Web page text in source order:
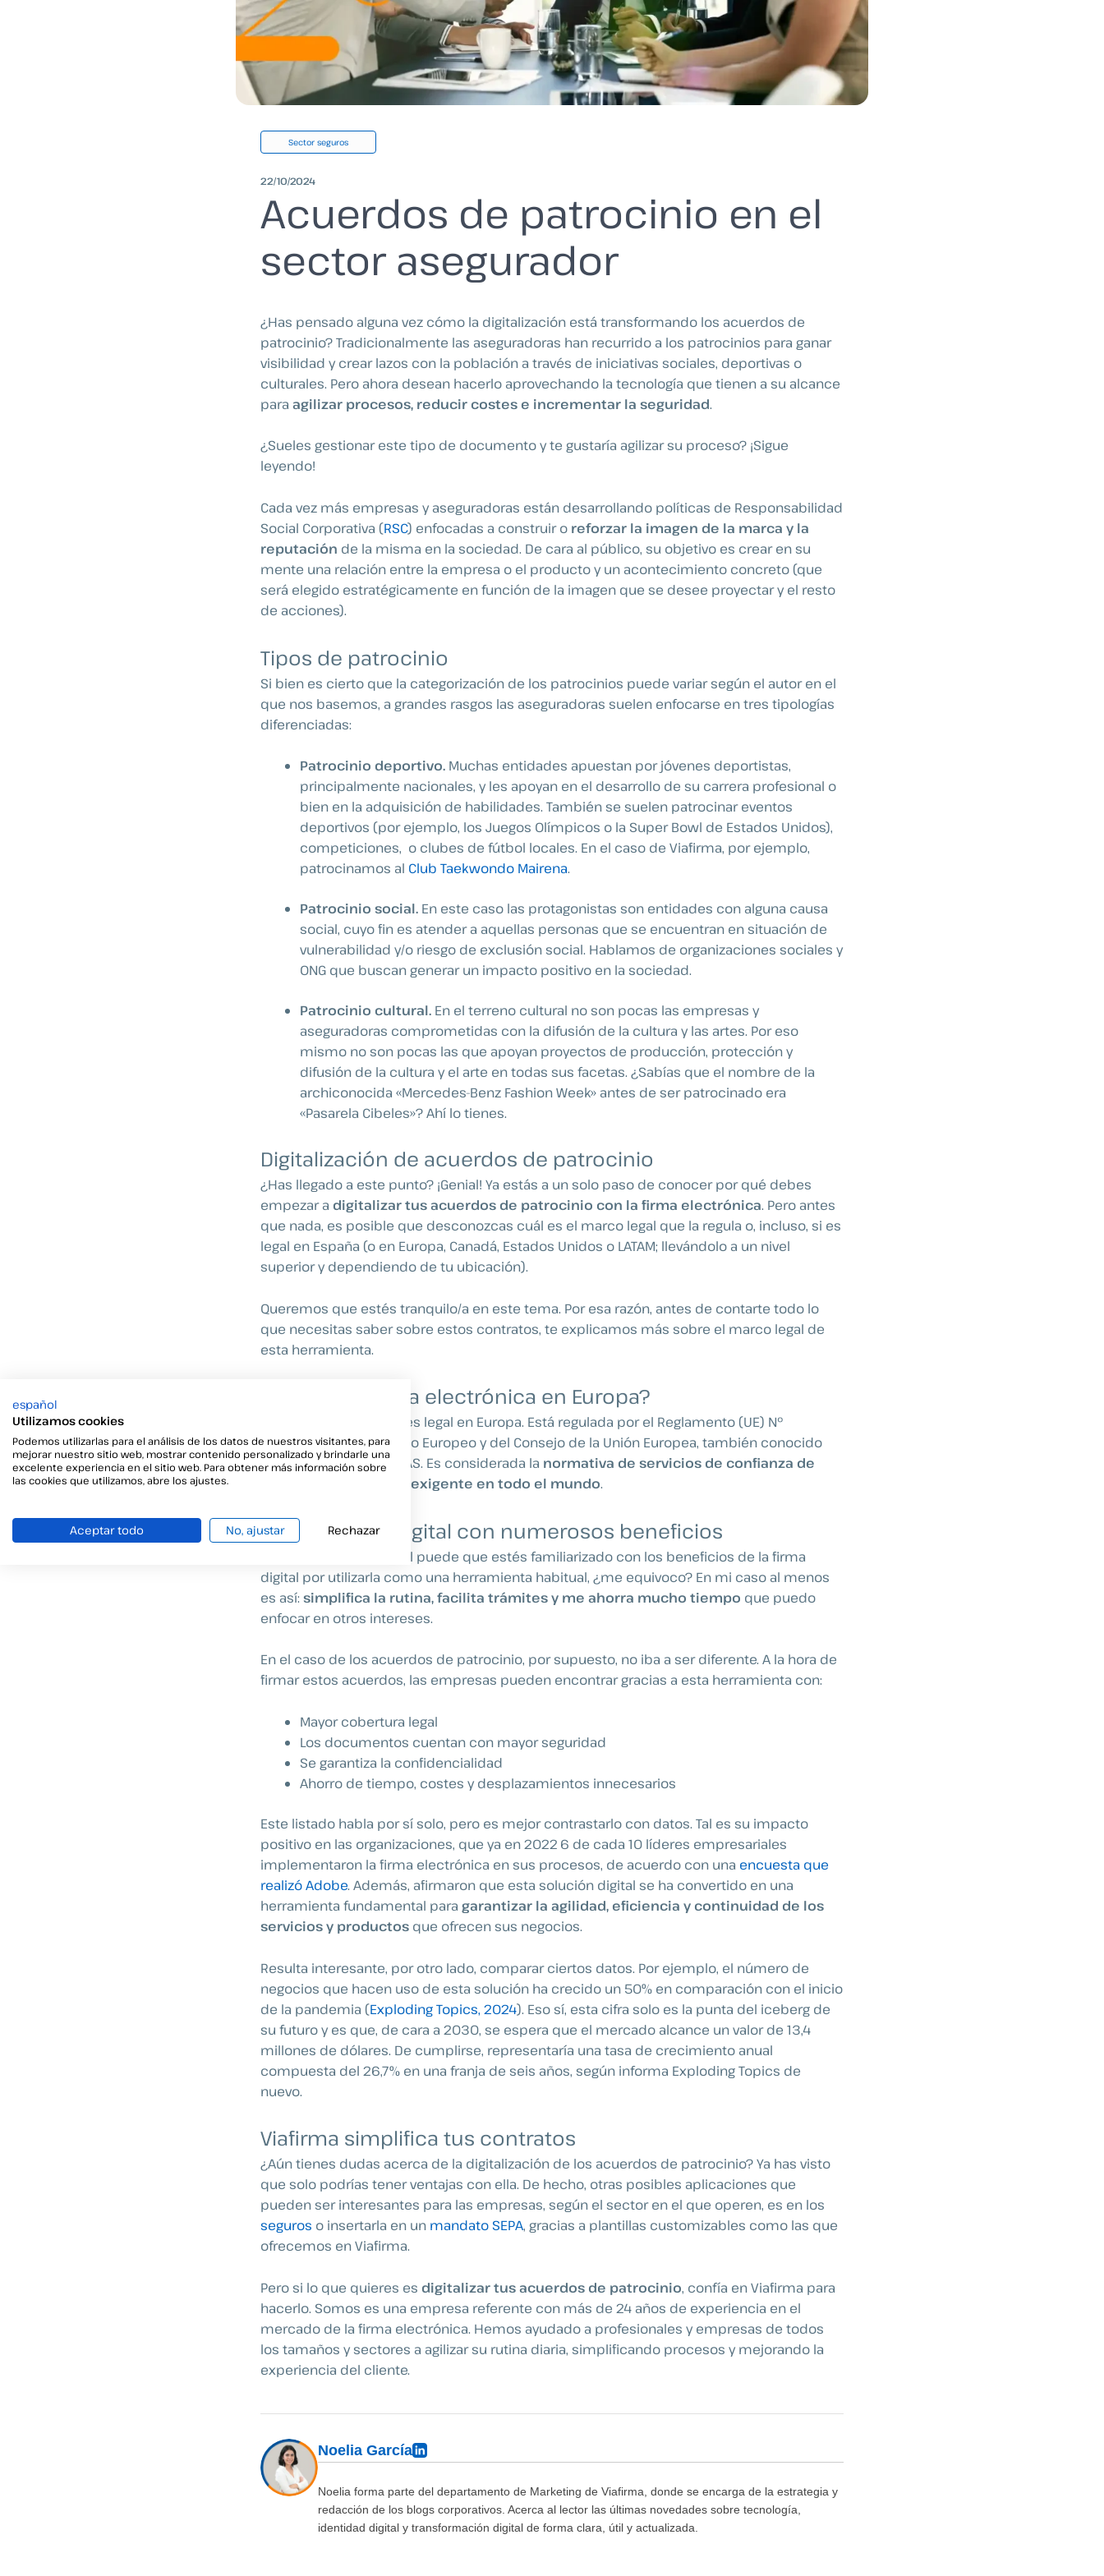
Sector seguros
22/10/2024
Acuerdos de patrocinio en el
sector asegurador
¿Has pensado alguna vez cómo la digitalización está transformando los acuerdos de
patrocinio? Tradicionalmente las aseguradoras han recurrido a los patrocinios para ganar
visibilidad y crear lazos con la población a través de iniciativas sociales, deportivas o
culturales. Pero ahora desean hacerlo aprovechando la tecnología que tienen a su alcance
para agilizar procesos, reducir costes e incrementar la seguridad.
¿Sueles gestionar este tipo de documento y te gustaría agilizar su proceso? ¡Sigue
leyendo!
Cada vez más empresas y aseguradoras están desarrollando políticas de Responsabilidad
Social Corporativa (RSC) enfocadas a construir o reforzar la imagen de la marca y la
reputación de la misma en la sociedad. De cara al público, su objetivo es crear en su
mente una relación entre la empresa o el producto y un acontecimiento concreto (que
será elegido estratégicamente en función de la imagen que se desee proyectar y el resto
de acciones).
Tipos de patrocinio
Si bien es cierto que la categorización de los patrocinios puede variar según el autor en el
que nos basemos, a grandes rasgos las aseguradoras suelen enfocarse en tres tipologías
diferenciadas:
Patrocinio deportivo. Muchas entidades apuestan por jóvenes deportistas,
principalmente nacionales, y les apoyan en el desarrollo de su carrera profesional o
bien en la adquisición de habilidades. También se suelen patrocinar eventos
deportivos (por ejemplo, los Juegos Olímpicos o la Super Bowl de Estados Unidos),
competiciones, o clubes de fútbol locales. En el caso de Viafirma, por ejemplo,
patrocinamos al Club Taekwondo Mairena.
Patrocinio social. En este caso las protagonistas son entidades con alguna causa
social, cuyo fin es atender a aquellas personas que se encuentran en situación de
vulnerabilidad y/o riesgo de exclusión social. Hablamos de organizaciones sociales y
ONG que buscan generar un impacto positivo en la sociedad.
Patrocinio cultural. En el terreno cultural no son pocas las empresas y
aseguradoras comprometidas con la difusión de la cultura y las artes. Por eso
mismo no son pocas las que apoyan proyectos de producción, protección y
difusión de la cultura y el arte en todas sus facetas. ¿Sabías que el nombre de la
archiconocida «Mercedes-Benz Fashion Week» antes de ser patrocinado era
«Pasarela Cibeles»? Ahí lo tienes.
Digitalización de acuerdos de patrocinio
¿Has llegado a este punto? ¡Genial! Ya estás a un solo paso de conocer por qué debes
empezar a digitalizar tus acuerdos de patrocinio con la firma electrónica. Pero antes
que nada, es posible que desconozcas cuál es el marco legal que la regula o, incluso, si es
legal en España (o en Europa, Canadá, Estados Unidos o LATAM; llevándolo a un nivel
superior y dependiendo de tu ubicación).
Queremos que estés tranquilo/a en este tema. Por esa razón, antes de contarte todo lo
que necesitas saber sobre estos contratos, te explicamos más sobre el marco legal de
esta herramienta.
¿Es legal la firma electrónica en Europa?
Sí, la firma electrónica es legal en Europa. Está regulada por el Reglamento (UE) Nº
910/2014 del Parlamento Europeo y del Consejo de la Unión Europea, también conocido
como Reglamento elDAS. Es considerada la normativa de servicios de confianza de
identidad digital más exigente en todo el mundo.
Una solución digital con numerosos beneficios
Como ciudadano digital puede que estés familiarizado con los beneficios de la firma
digital por utilizarla como una herramienta habitual, ¿me equivoco? En mi caso al menos
es así: simplifica la rutina, facilita trámites y me ahorra mucho tiempo que puedo
enfocar en otros intereses.
En el caso de los acuerdos de patrocinio, por supuesto, no iba a ser diferente. A la hora de
firmar estos acuerdos, las empresas pueden encontrar gracias a esta herramienta con:
Mayor cobertura legal
Los documentos cuentan con mayor seguridad
Se garantiza la confidencialidad
Ahorro de tiempo, costes y desplazamientos innecesarios
Este listado habla por sí solo, pero es mejor contrastarlo con datos. Tal es su impacto
positivo en las organizaciones, que ya en 2022 6 de cada 10 líderes empresariales
implementaron la firma electrónica en sus procesos, de acuerdo con una encuesta que
realizó Adobe. Además, afirmaron que esta solución digital se ha convertido en una
herramienta fundamental para garantizar la agilidad, eficiencia y continuidad de los
servicios y productos que ofrecen sus negocios.
Resulta interesante, por otro lado, comparar ciertos datos. Por ejemplo, el número de
negocios que hacen uso de esta solución ha crecido un 50% en comparación con el inicio
de la pandemia (Exploding Topics, 2024). Eso sí, esta cifra solo es la punta del iceberg de
su futuro y es que, de cara a 2030, se espera que el mercado alcance un valor de 13,4
millones de dólares. De cumplirse, representaría una tasa de crecimiento anual
compuesta del 26,7% en una franja de seis años, según informa Exploding Topics de
nuevo.
Viafirma simplifica tus contratos
¿Aún tienes dudas acerca de la digitalización de los acuerdos de patrocinio? Ya has visto
que solo podrías tener ventajas con ella. De hecho, otras posibles aplicaciones que
pueden ser interesantes para las empresas, según el sector en el que operen, es en los
seguros o insertarla en un mandato SEPA, gracias a plantillas customizables como las que
ofrecemos en Viafirma.
Pero si lo que quieres es digitalizar tus acuerdos de patrocinio, confía en Viafirma para
hacerlo. Somos es una empresa referente con más de 24 años de experiencia en el
mercado de la firma electrónica. Hemos ayudado a profesionales y empresas de todos
los tamaños y sectores a agilizar su rutina diaria, simplificando procesos y mejorando la
experiencia del cliente.
Noelia García
Noelia forma parte del departamento de Marketing de Viafirma, donde se encarga de la estrategia y
redacción de los blogs corporativos. Acerca al lector las últimas novedades sobre tecnología,
identidad digital y transformación digital de forma clara, útil y actualizada.
español
Utilizamos cookies
Podemos utilizarlas para el análisis de los datos de nuestros visitantes, para
mejorar nuestro sitio web, mostrar contenido personalizado y brindarle una
excelente experiencia en el sitio web. Para obtener más información sobre
las cookies que utilizamos, abre los ajustes.
Aceptar todo No, ajustar Rechazar